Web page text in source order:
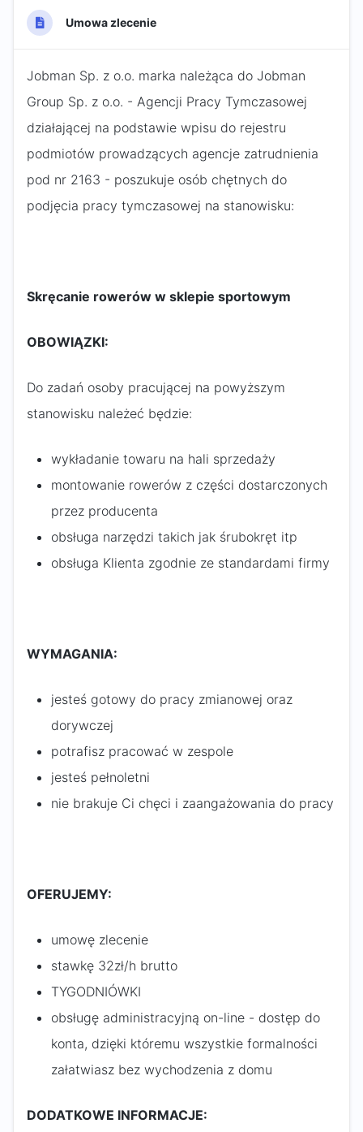
Umowa zlecenie
Jobman Sp. z o.o. marka należąca do Jobman
Group Sp. z o.o. - Agencji Pracy Tymczasowej
działającej na podstawie wpisu do rejestru
podmiotów prowadzących agencje zatrudnienia
pod nr 2163 - poszukuje osób chętnych do
podjęcia pracy tymczasowej na stanowisku:
Skręcanie rowerów w sklepie sportowym
OBOWIĄZKI:
Do zadań osoby pracującej na powyższym
stanowisku należeć będzie:
wykładanie towaru na hali sprzedaży
montowanie rowerów z części dostarczonych
przez producenta
obsługa narzędzi takich jak śrubokręt itp
obsługa Klienta zgodnie ze standardami firmy
WYMAGANIA:
jesteś gotowy do pracy zmianowej oraz
dorywczej
potrafisz pracować w zespole
jesteś pełnoletni
nie brakuje Ci chęci i zaangażowania do pracy
OFERUJEMY:
umowę zlecenie
stawkę 32zł/h brutto
TYGODNIÓWKI
obsługę administracyjną on-line - dostęp do
konta, dzięki któremu wszystkie formalności
załatwiasz bez wychodzenia z domu
DODATKOWE INFORMACJE: